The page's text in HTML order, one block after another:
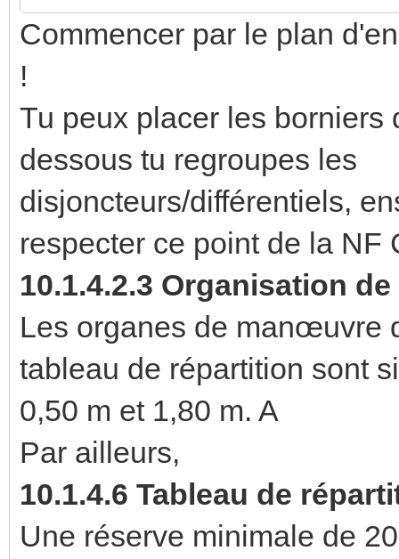
Commencer par le plan
!
Tu peux placer les borniers
dessous tu regroupes les
disjoncteurs/différentiels,
respecter ce point de la NF
10.1.4.2.3 Organisation de
Les organes de manœuvre
tableau de répartition sont
0,50 m et 1,80 m. A
Par ailleurs,
10.1.4.6 Tableau de
Une réserve minimale de